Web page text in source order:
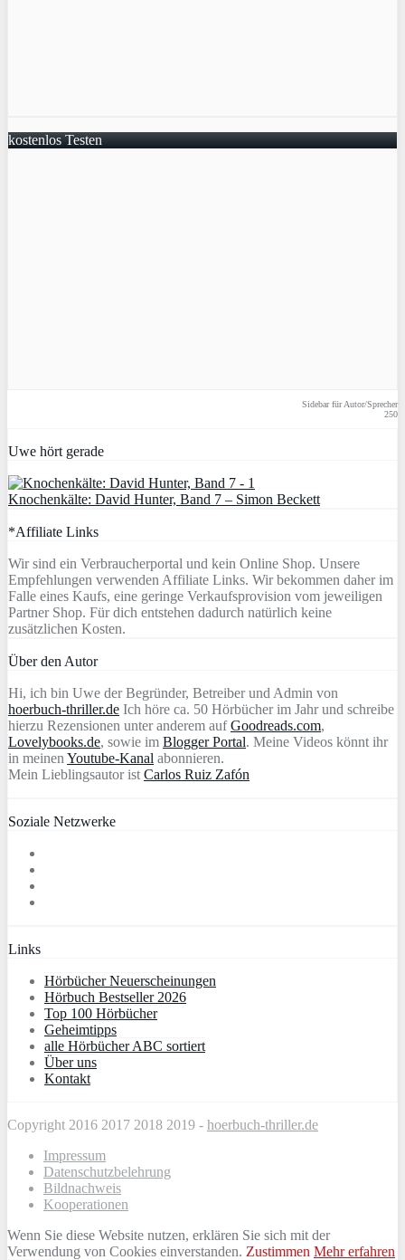
kostenlos Testen
Sidebar für Autor/Sprecher
250
Uwe hört gerade
Knochenkälte: David Hunter, Band 7 – Simon Beckett
*Affiliate Links
Wir sind ein Verbraucherportal und kein Online Shop. Unsere
Empfehlungen verwenden Affiliate Links. Wir bekommen daher im
Falle eines Kaufs, eine geringe Verkaufsprovision vom jeweiligen
Partner Shop. Für dich entstehen dadurch natürlich keine
zusätzlichen Kosten.
Über den Autor
Hi, ich bin Uwe der Begründer, Betreiber und Admin von
hoerbuch-thriller.de Ich höre ca. 50 Hörbücher im Jahr und schreibe
hierzu Rezensionen unter anderem aufGoodreads.com,
Lovelybooks.de, sowie im Blogger Portal. Meine Videos könnt ihr
in meinen Youtube-Kanal abonnieren.
Mein Lieblingsautor ist Carlos Ruiz Zafón
Soziale Netzwerke
Links
Hörbücher Neuerscheinungen
Hörbuch Bestseller 2026
Top 100 Hörbücher
Geheimtipps
alle Hörbücher ABC sortiert
Über uns
Kontakt
Copyright 2016 2017 2018 2019 - hoerbuch-thriller.de
Impressum
Datenschutzbelehrung
Bildnachweis
Kooperationen
Wenn Sie diese Website nutzen, erklären Sie sich mit der
Verwendung von Cookies einverstanden. Zustimmen Mehr erfahren